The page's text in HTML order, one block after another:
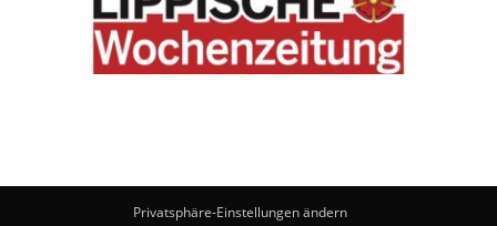
Privatsphäre-Einstellungen ändern